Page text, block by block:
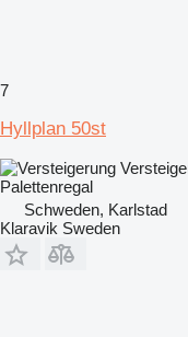
7
Hyllplan 50st
Palettenregal
Schweden, Karlstad
Klaravik Sweden